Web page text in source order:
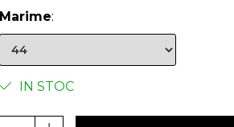
Marime:
IN STOC